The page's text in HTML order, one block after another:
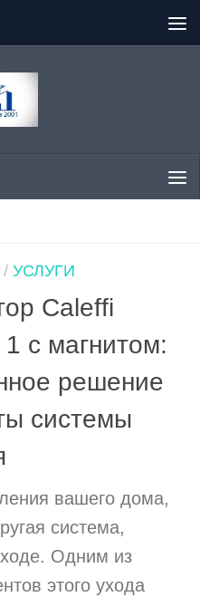
/ УСЛУГИ
Caleffi
с магнитом:
решение
системы
вашего дома,
система,
Одним из
этого ухода